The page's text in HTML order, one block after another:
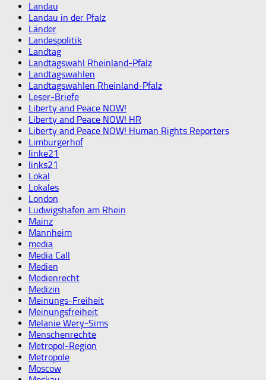
Landau
Landau in der Pfalz
Länder
Landespolitik
Landtag
Landtagswahl Rheinland-Pfalz
Landtagswahlen
Landtagswahlen Rheinland-Pfalz
Leser-Briefe
Liberty and Peace NOW!
Liberty and Peace NOW! HR
Liberty and Peace NOW! Human Rights Reporters
Limburgerhof
linke21
links21
Lokal
Lokales
London
Ludwigshafen am Rhein
Mainz
Mannheim
media
Media Call
Medien
Medienrecht
Medizin
Meinungs-Freiheit
Meinungsfreiheit
Melanie Wery-Sims
Menschenrechte
Metropol-Region
Metropole
Moscow